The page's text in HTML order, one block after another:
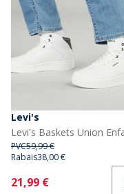
Levi's
PVC59,99 €
Rabais38,00 €
Current
21,99 €